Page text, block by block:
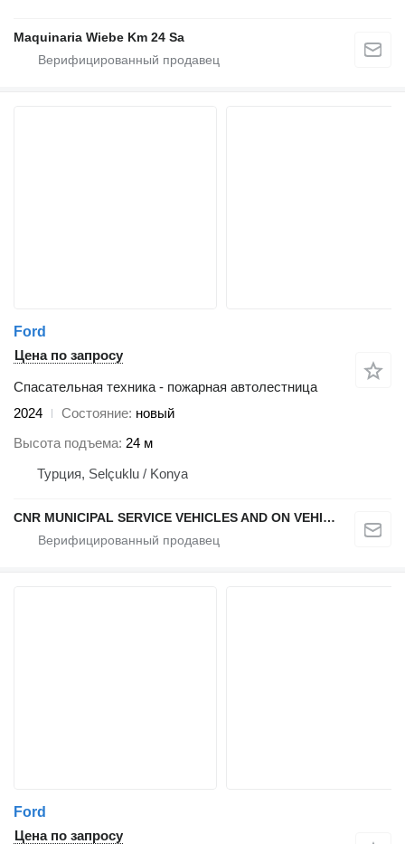
Maquinaria Wiebe Km 24 Sa
Ford
Цена по запросу
Спасательная техника - пожарная автолестница
2024
Состояние новый
Высота подъема 24 м
Турция, Selçuklu / Konya
CNR MUNICIPAL SERVICE VEHICLES AND ON VEHICLE EQUIPMENT INDUSTRY TRADE LIMITED COMPANY
Ford
Цена по запросу